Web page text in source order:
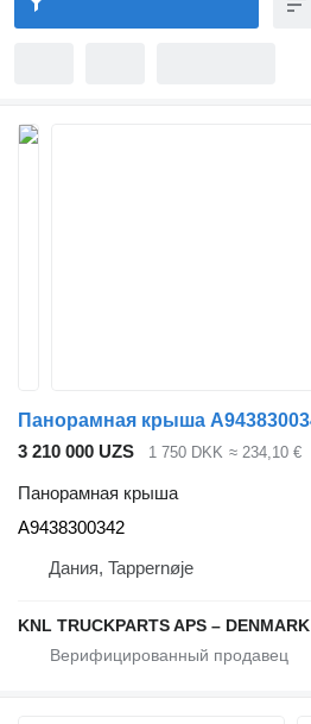
3 210 000 UZS 1 750 DKK ≈ 234,10 €
Панорамная крыша
A9438300342
Дания, Tappernøje
KNL TRUCKPARTS APS – DENMARK